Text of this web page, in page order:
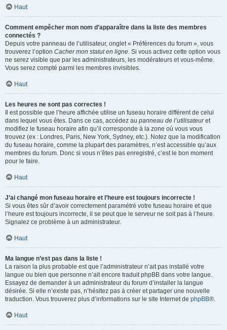
Haut
Comment empêcher mon nom d’apparaître dans la liste des membres
connectés ?
Depuis votre panneau de l’utilisateur, onglet « Préférences du forum », vous
trouverez l’option Cacher mon statut en ligne. Si vous activez cette option vous
ne serez visible que par les administrateurs, les modérateurs et vous-même.
Vous serez compté parmi les membres invisibles.
Haut
Les heures ne sont pas correctes !
Il est possible que l’heure affichée utilise un fuseau horaire différent de celui
dans lequel vous êtes. Dans ce cas, accédez au panneau de l’utilisateuret
modifiez le fuseau horaire afin qu’il corresponde à la zone où vous vous
trouvez (ex : Londres, Paris, New York, Sydney, etc.). Notez que la modification
du fuseau horaire, comme la plupart des paramètres, n’est accessible qu’aux
membres du forum. Donc si vous n’êtes pas enregistré, c’est le bon moment
pour le faire.
Haut
J’ai changé mon fuseau horaire et l’heure est toujours incorrecte !
Si vous êtes sûr d’avoir correctement paramétré votre fuseau horaire et que
l’heure est toujours incorrecte, il se peut que le serveur ne soit pas à l’heure.
Signalez ce problème à un administrateur.
Haut
Ma langue n’est pas dans la liste !
La raison la plus probable est que l’administrateur n’ait pas installé votre
langue ou bien que personne n’ait encore traduit phpBB dans votre langue.
Essayez de demander à un administrateur du forum d’installer la langue
désirée. Si elle n’existe pas, n’hésitez pas à créer et partager une nouvelle
traduction. Vous trouverez plus d’informations sur le site Internet de phpBB®.
Haut